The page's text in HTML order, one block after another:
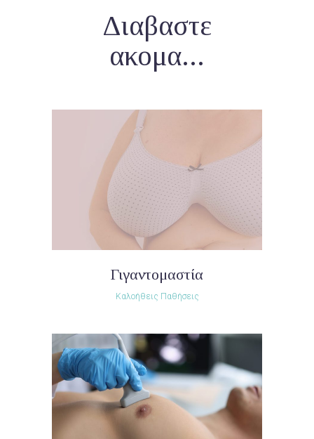
Διαβαστε
ακομα...
Γιγαντομαστία
Καλοήθεις Παθήσεις